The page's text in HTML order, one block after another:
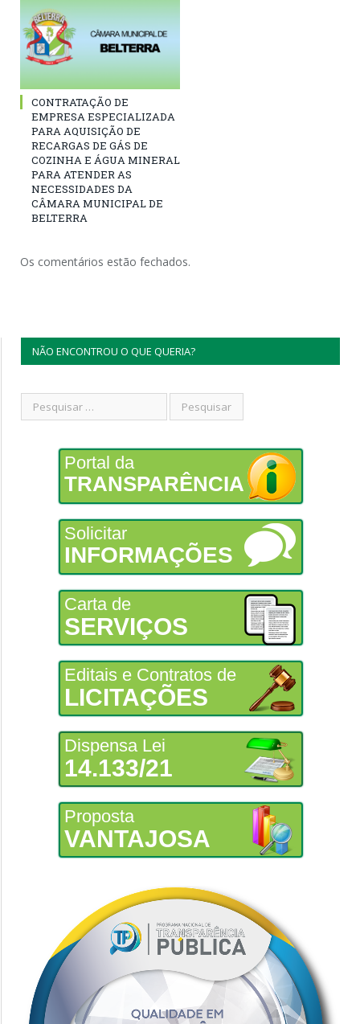
CONTRATAÇÃO DE
EMPRESA ESPECIALIZADA
PARA AQUISIÇÃO DE
RECARGAS DE GÁS DE
COZINHA E ÁGUA MINERAL
PARA ATENDER AS
NECESSIDADES DA
CÂMARA MUNICIPAL DE
BELTERRA
Os comentários estão fechados.
NÃO ENCONTROU O QUE QUERIA?
Portal da
TRANSPARÊNCIA
Solicitar
INFORMAÇÕES
Carta de
SERVIÇOS
Editais e Contratos de
LICITAÇÕES
Dispensa Lei
14.133/21
Proposta
VANTAJOSA